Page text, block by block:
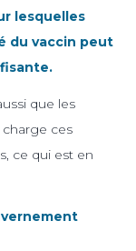
lesquelles
du vaccin peut
que les
ces
ce qui est en